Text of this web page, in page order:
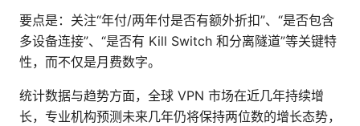
要点是：关注“年付/两年付是否有额外折扣”、“是否包含
多设备连接”、“是否有 Kill Switch 和分离隧道”等关键特
性，而不仅是月费数字。
统计数据与趋势方面，全球 VPN 市场在近几年持续增
长，专业机构预测未来几年仍将保持两位数的增长态势，